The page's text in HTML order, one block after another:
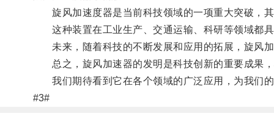
旋风加速度器是当前科技领域的一项重大突破，其
这种装置在工业生产、交通运输、科研等领域都具
未来，随着科技的不断发展和应用的拓展，旋风加
总之，旋风加速器的发明是科技创新的重要成果，
我们期待看到它在各个领域的广泛应用，为我们的
#3#